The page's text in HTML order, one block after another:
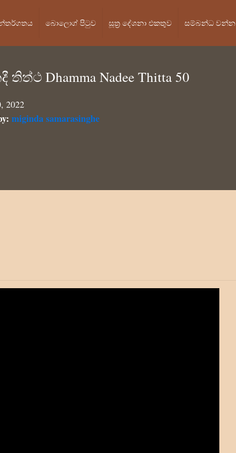
බොලොග් පි‍ටුව සූත්‍ර දේශනා එකතුව සම්බන්ධ වන්න
Dhamma Nadee Thitta 50
2022
miginda samarasinghe